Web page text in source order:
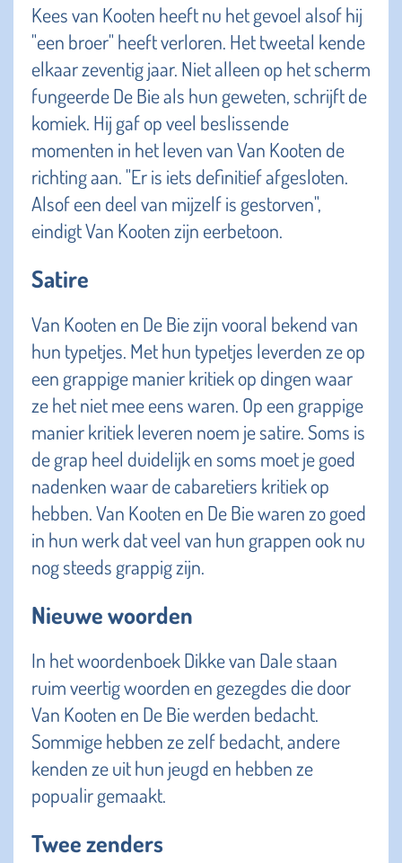
Kees van Kooten heeft nu het gevoel alsof hij
"een broer" heeft verloren. Het tweetal kende
elkaar zeventig jaar. Niet alleen op het scherm
fungeerde De Bie als hun geweten, schrijft de
komiek. Hij gaf op veel beslissende
momenten in het leven van Van Kooten de
richting aan. "Er is iets definitief afgesloten.
Alsof een deel van mijzelf is gestorven",
eindigt Van Kooten zijn eerbetoon.
Satire
Van Kooten en De Bie zijn vooral bekend van
hun typetjes. Met hun typetjes leverden ze op
een grappige manier kritiek op dingen waar
ze het niet mee eens waren. Op een grappige
manier kritiek leveren noem je satire. Soms is
de grap heel duidelijk en soms moet je goed
nadenken waar de cabaretiers kritiek op
hebben. Van Kooten en De Bie waren zo goed
in hun werk dat veel van hun grappen ook nu
nog steeds grappig zijn.
Nieuwe woorden
In het woordenboek Dikke van Dale staan
ruim veertig woorden en gezegdes die door
Van Kooten en De Bie werden bedacht.
Sommige hebben ze zelf bedacht, andere
kenden ze uit hun jeugd en hebben ze
popualir gemaakt.
Twee zenders